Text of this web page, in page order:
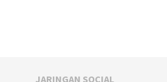
JARINGAN SOCIAL